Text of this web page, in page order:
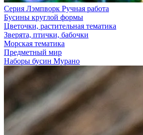
Серия Лэмпворк Ручная работа
Бусины круглой формы
Цветочки, растительная тематика
Зверята, птички, бабочки
Морская тематика
Предметный мир
Наборы бусин Мурано